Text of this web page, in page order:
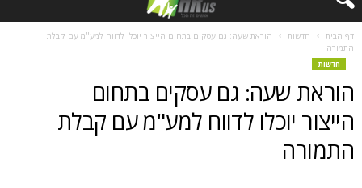
חדשות
הוראת שעה: גם עסקים בתחום הייצור יוכלו לדווח למע"מ עם קבלת
שעה: גם עסקים בתחום
יוכלו לדווח למע"מ עם קבלת